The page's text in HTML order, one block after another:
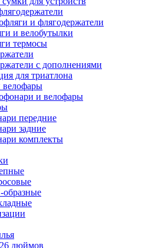
и флягодержатели
и велобутылки
термосы
с дополнениями
для триатлона
велофары
и велофары
передние
задние
комплекты
образные
дюймов